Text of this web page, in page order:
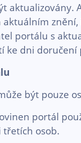
portálu s
ke dni
být pouze
portál
třetích osob.